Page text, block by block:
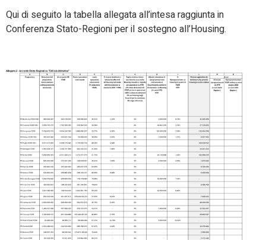
Qui di seguito la tabella allegata all’intesa raggiunta in
Conferenza Stato-Regioni per il sostegno all’Housing.